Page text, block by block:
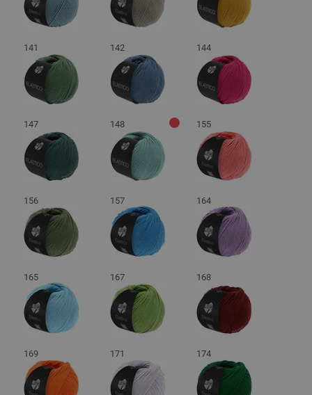
141 142 144
147 148 155
156 157 164
165 167 168
169 171 174